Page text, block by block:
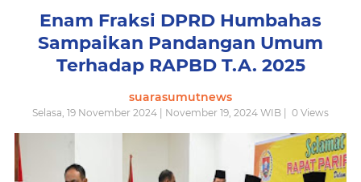
Enam Fraksi DPRD Humbahas
Sampaikan Pandangan Umum
Terhadap RAPBD T.A. 2025
suarasumutnews
Selasa, 19 November 2024 | November 19, 2024 WIB | 0 Views